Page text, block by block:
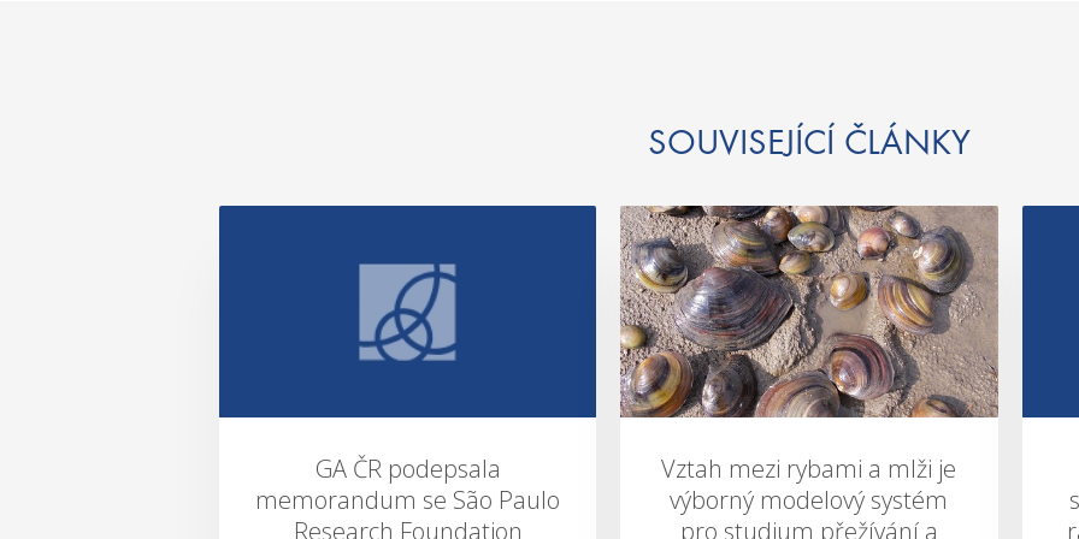
SOUVISEJÍCÍ ČLÁNKY
GA ČR podepsala
memorandum se São Paulo
Research Foundation
Vztah mezi rybami a mlži je
výborný modelový systém
pro studium přežívání a